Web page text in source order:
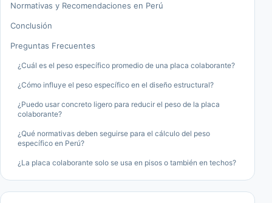
Normativas y Recomendaciones en Perú
Conclusión
Preguntas Frecuentes
¿Cuál es el peso específico promedio de una placa colaborante?
¿Cómo influye el peso específico en el diseño estructural?
¿Puedo usar concreto ligero para reducir el peso de la placa
colaborante?
¿Qué normativas deben seguirse para el cálculo del peso
específico en Perú?
¿La placa colaborante solo se usa en pisos o también en techos?